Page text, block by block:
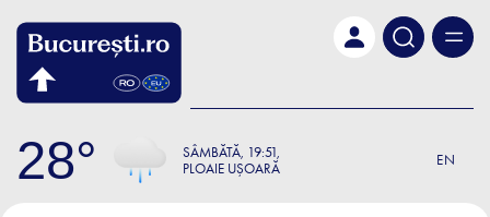
28 SÂMBĂTĂ 19:51
PLOAIE UȘOARĂ
EN